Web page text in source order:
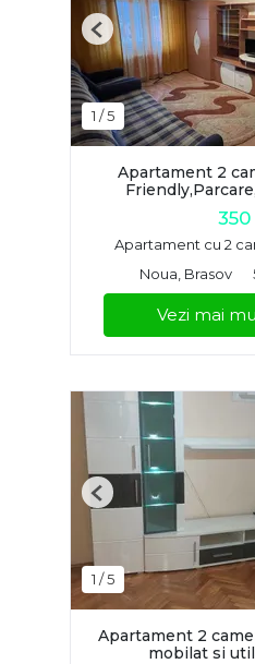
1 /5
Previous
Apartament 2
Apartament cu 2
Noua, Brasov
Vezi mai
1 /5
Previous
Apartament 2
mobilat si